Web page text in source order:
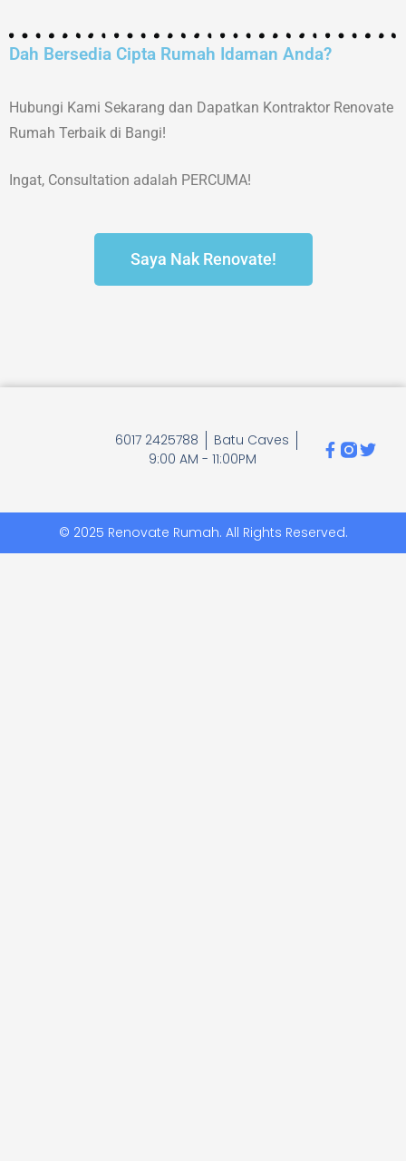
Dah Bersedia Cipta Rumah Idaman Anda?
Hubungi Kami Sekarang dan Dapatkan Kontraktor Renovate
Rumah Terbaik di Bangi!
Ingat, Consultation adalah PERCUMA!
Saya Nak Renovate!
6017 2425788
Batu Caves
9:00 AM - 11:00PM
© 2025 Renovate Rumah. All Rights Reserved.